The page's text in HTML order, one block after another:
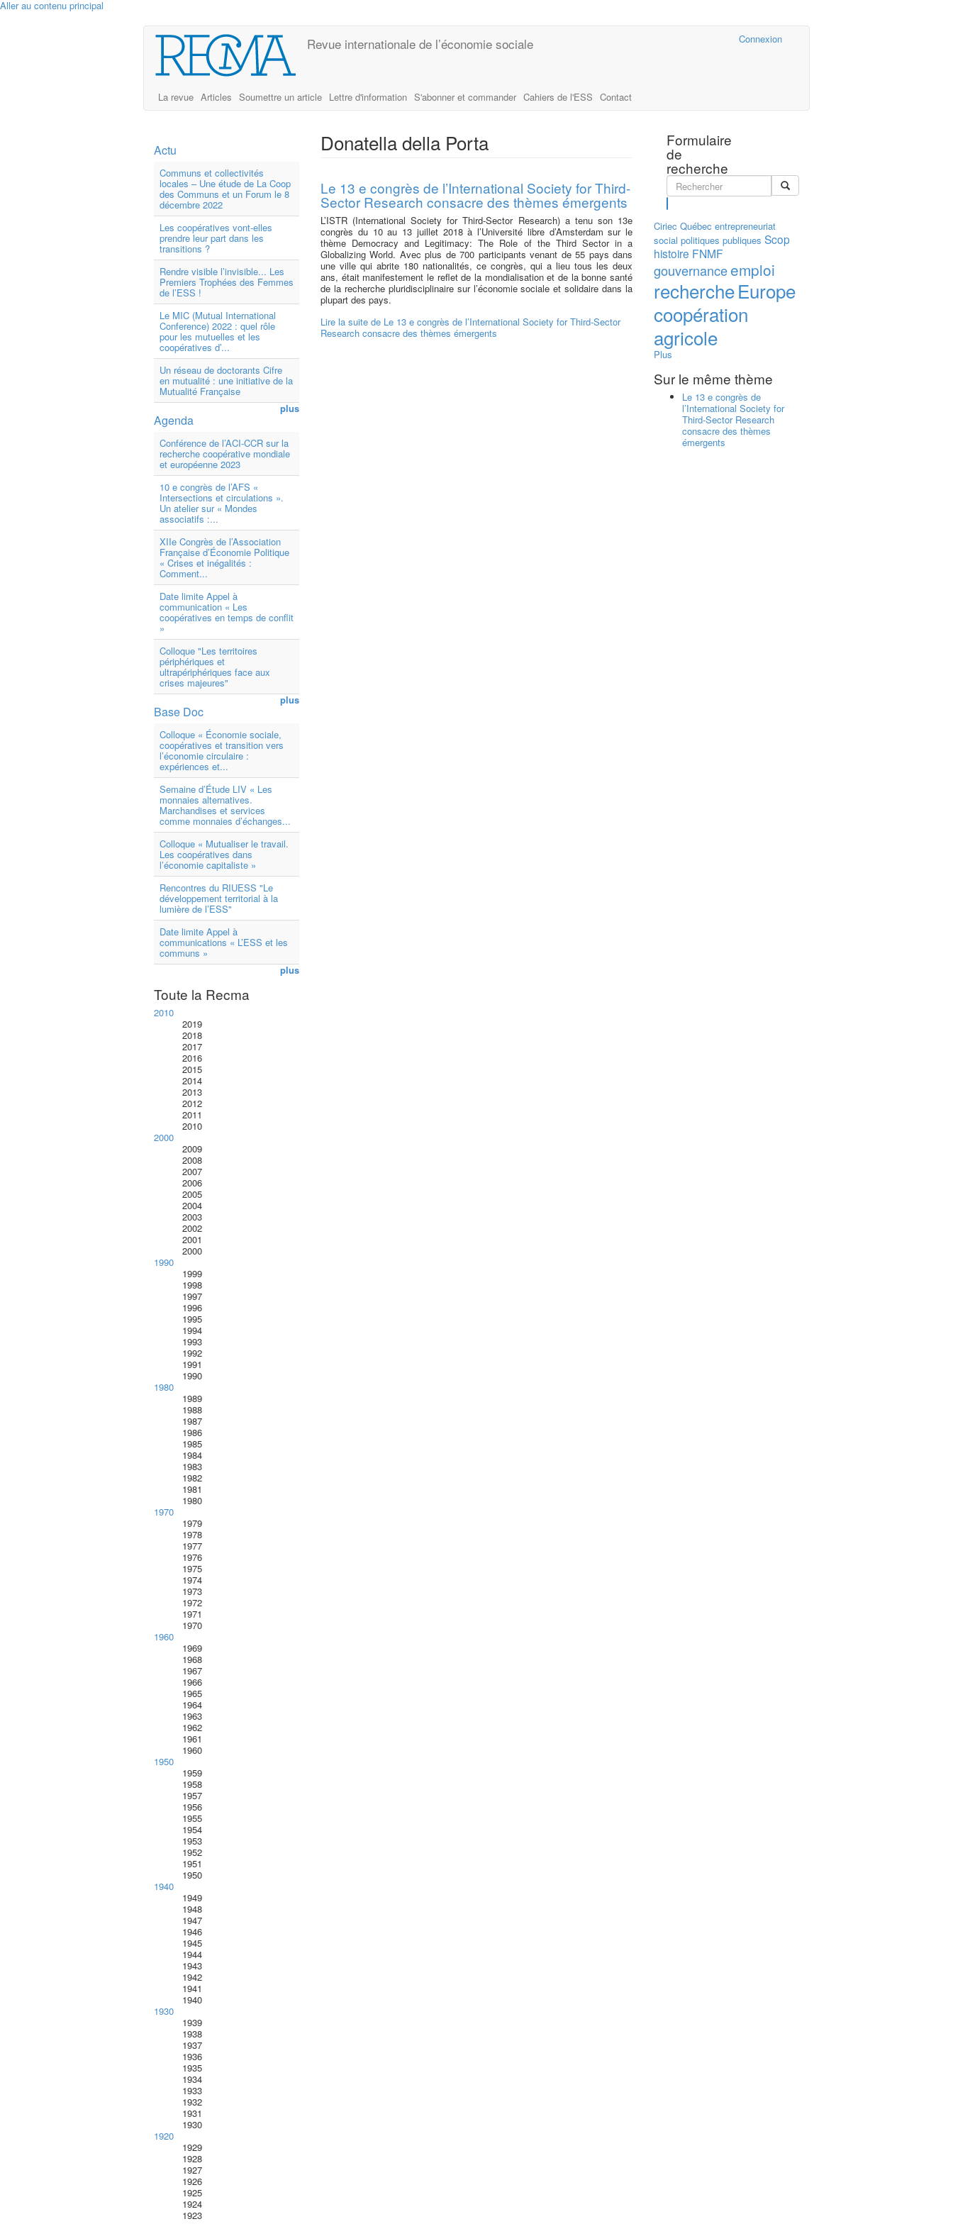
Aller au contenu principal
Connexion
Revue internationale de l’économie sociale
La revue Articles Soumettre un article Lettre d'information S'abonner et commander Cahiers de l'ESS Contact
Formulaire
de
recherche
Actu
Communs et collectivités
locales – Une étude de La Coop
des Communs et un Forum le 8
décembre 2022
Les coopératives vont-elles
prendre leur part dans les
transitions ?
Rendre visible l’invisible... Les
Premiers Trophées des Femmes
de l’ESS !
Le MIC (Mutual International
Conference) 2022 : quel rôle
pour les mutuelles et les
coopératives d’...
Un réseau de doctorants Cifre
en mutualité : une initiative de la
Mutualité Française
plus
Agenda
Conférence de l’ACI-CCR sur la
recherche coopérative mondiale
et européenne 2023
10 e congrès de l’AFS «
Intersections et circulations ».
Un atelier sur « Mondes
associatifs :...
XIIe Congrès de l’Association
Française d’Économie Politique
« Crises et inégalités :
Comment...
Date limite Appel à
communication « Les
coopératives en temps de conflit
»
Colloque "Les territoires
périphériques et
ultrapériphériques face aux
crises majeures"
plus
Base Doc
Colloque « Économie sociale,
coopératives et transition vers
l’économie circulaire :
expériences et...
Semaine d’Étude LIV « Les
monnaies alternatives.
Marchandises et services
comme monnaies d’échanges...
Colloque « Mutualiser le travail.
Les coopératives dans
l’économie capitaliste »
Rencontres du RIUESS "Le
développement territorial à la
lumière de l’ESS"
Date limite Appel à
communications « L’ESS et les
communs »
plus
Toute la Recma
2010
2019
2018
2017
2016
2015
2014
2013
2012
2011
2010
2000
2009
2008
2007
2006
2005
2004
2003
2002
2001
2000
1990
1999
1998
1997
1996
1995
1994
1993
1992
1991
1990
1980
1989
1988
1987
1986
1985
1984
1983
1982
1981
1980
1970
1979
1978
1977
1976
1975
1974
1973
1972
1971
1970
1960
1969
1968
1967
1966
1965
1964
1963
1962
1961
1960
1950
1959
1958
1957
1956
1955
1954
1953
1952
1951
1950
1940
1949
1948
1947
1946
1945
1944
1943
1942
1941
1940
1930
1939
1938
1937
1936
1935
1934
1933
1932
1931
1930
1920
1929
1928
1927
1926
1925
1924
1923
Donatella della Porta
Le 13 e congrès de l’International Society for Third-
Sector Research consacre des thèmes émergents
L’ISTR (International Society for Third-Sector Research) a tenu son 13e
congrès du 10 au 13 juillet 2018 à l’Université libre d’Amsterdam sur le
thème Democracy and Legitimacy: The Role of the Third Sector in a
Globalizing World. Avec plus de 700 participants venant de 55 pays dans
une ville qui abrite 180 nationalités, ce congrès, qui a lieu tous les deux
ans, était manifestement le reflet de la mondialisation et de la bonne santé
de la recherche pluridisciplinaire sur l’économie sociale et solidaire dans la
plupart des pays.
Lire la suite de Le 13 e congrès de l’International Society for Third-Sector
Research consacre des thèmes émergents
Ciriec Québec entrepreneuriat
social politiques publiques Scop
histoire FNMF
gouvernanceemploi
rechercheEurope
coopération
agricole
Plus
Sur le même thème
Le 13 e congrès de
l’International Society for
Third-Sector Research
consacre des thèmes
émergents